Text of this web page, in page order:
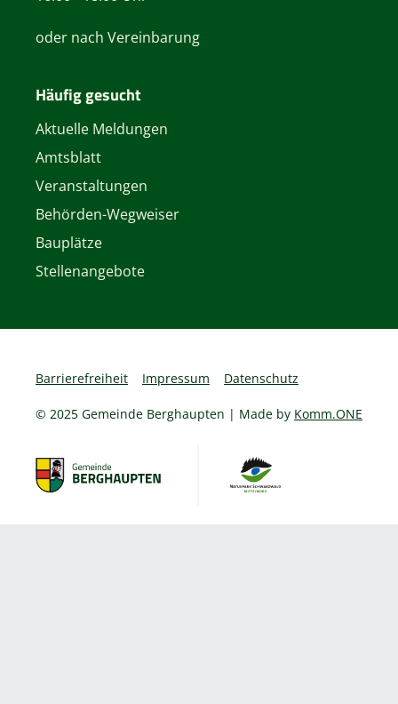
oder nach Vereinbarung
Häufig gesucht
Aktuelle Meldungen
Amtsblatt
Veranstaltungen
Behörden-Wegweiser
Bauplätze
Stellenangebote
Barrierefreiheit Impressum Datenschutz
© 2025 Gemeinde Berghaupten | Made by Komm.ONE